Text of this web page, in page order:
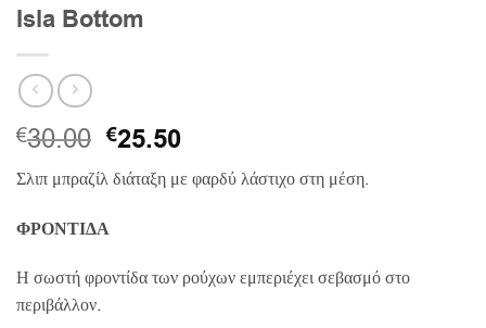
Isla Bottom
€30.00 Original
price
was:
€25.50Η
τρέχουσα
τιμή
Σλιπ μπραζίλ διάταξη με φαρδύ λάστιχο στη μέση.
ΦΡΟΝΤΙΔΑ
Η σωστή φροντίδα των ρούχων εμπεριέχει σεβασμό στο
περιβάλλον.